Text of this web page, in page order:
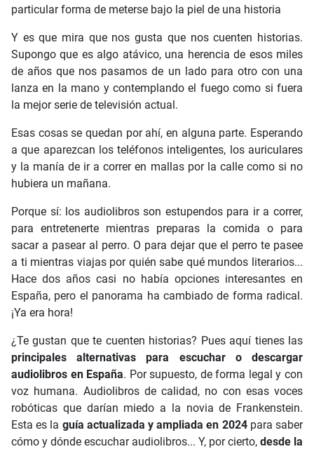
particular forma de meterse bajo la piel de una historia
Y es que mira que nos gusta que nos cuenten historias.
Supongo que es algo atávico, una herencia de esos miles
de años que nos pasamos de un lado para otro con una
lanza en la mano y contemplando el fuego como si fuera
la mejor serie de televisión actual.
Esas cosas se quedan por ahí, en alguna parte. Esperando
a que aparezcan los teléfonos inteligentes, los auriculares
y la manía de ir a correr en mallas por la calle como si no
hubiera un mañana.
Porque sí: los audiolibros son estupendos para ir a correr,
para entretenerte mientras preparas la comida o para
sacar a pasear al perro. O para dejar que el perro te pasee
a ti mientras viajas por quién sabe qué mundos literarios...
Hace dos años casi no había opciones interesantes en
España, pero el panorama ha cambiado de forma radical.
¡Ya era hora!
¿Te gustan que te cuenten historias? Pues aquí tienes las
principales alternativas para escuchar o descargar
audiolibros en España. Por supuesto, de forma legal y con
voz humana. Audiolibros de calidad, no con esas voces
robóticas que darían miedo a la novia de Frankenstein.
Esta es la guía actualizada y ampliada en 2024 para saber
cómo y dónde escuchar audiolibros... Y, por cierto, desde la